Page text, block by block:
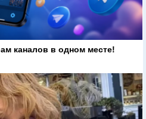
каналов в одном месте!